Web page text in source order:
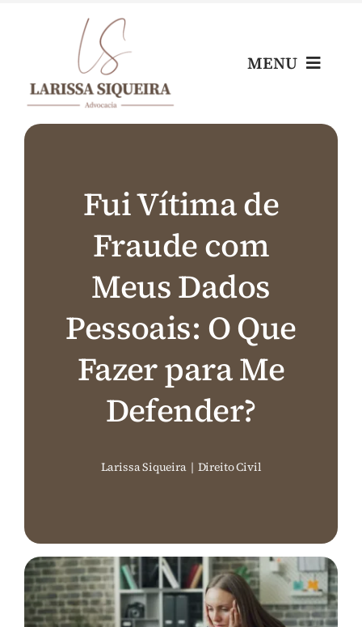
MENU
Home
Nossos Profissionais
Áreas de Atuação
Perguntas Frequentes (FAQ)
Fui Vítima de
Fraude com
Meus Dados
Pessoais: O Que
Fazer para Me
Defender?
Larissa Siqueira | Direito Civil